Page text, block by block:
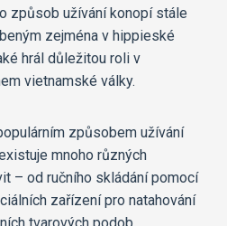
způsob užívání konopí stále
zejména v hippieské
hrál důležitou roli v
vietnamské války.
způsobem užívání
mnoho různých
– od ručního skládání pomocí
zařízení pro natahování
tvarových podob.